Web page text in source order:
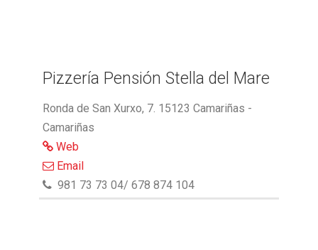
Pizzería Pensión Stella del Mare
Ronda de San Xurxo, 7. 15123 Camariñas -
Camariñas
Web
Email
981 73 73 04/ 678 874 104